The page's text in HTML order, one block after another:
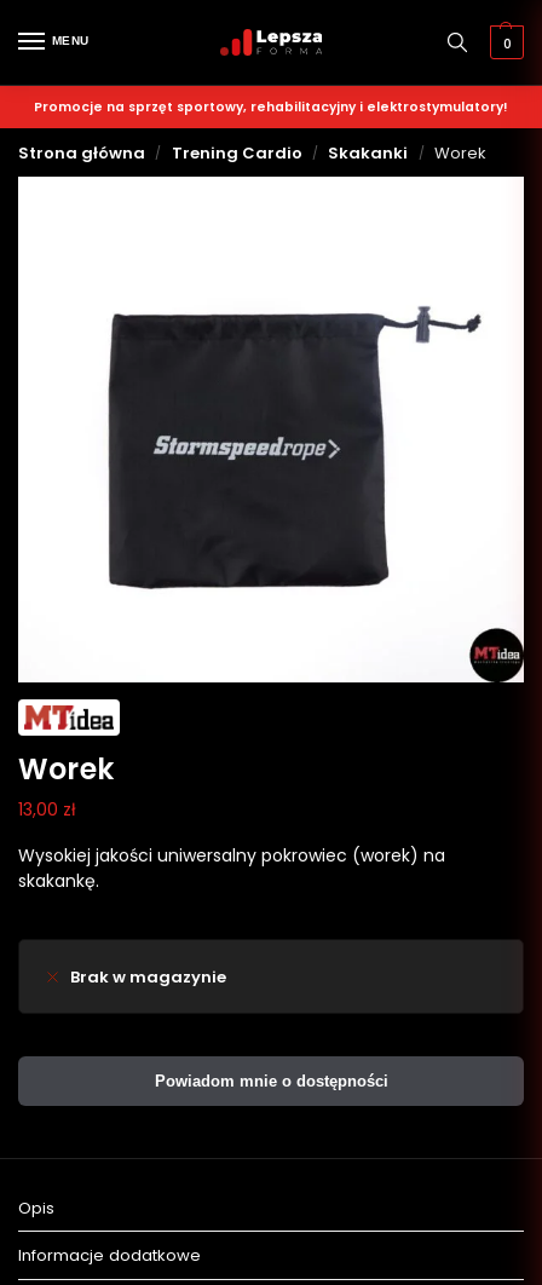
MENU 0
Promocje na sprzęt sportowy, rehabilitacyjny i elektrostymulatory!
Strona główna / Trening Cardio / Skakanki / Worek
Worek
13,00 zł
Wysokiej jakości uniwersalny pokrowiec (worek) na
skakankę.
Brak w magazynie
Powiadom mnie o dostępności
Opis
Informacje dodatkowe